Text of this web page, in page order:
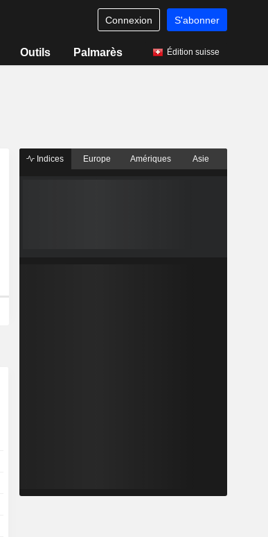
Connexion S'abonner
Outils Palmarès Édition suisse
Indices Europe Amériques Asie